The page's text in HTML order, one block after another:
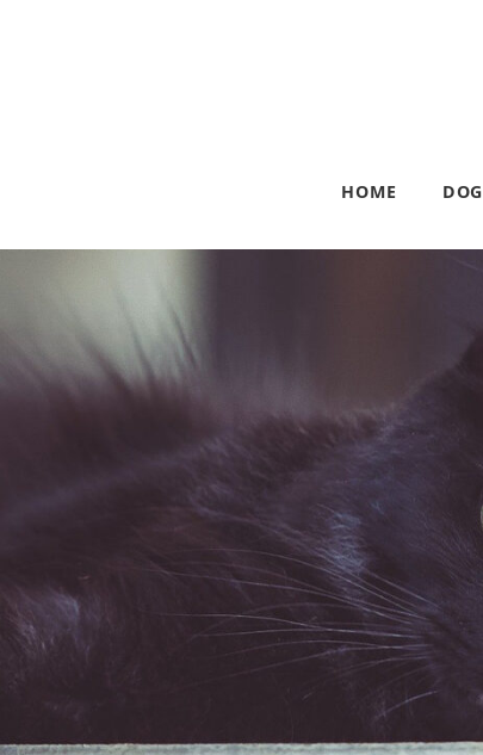
HOME DOG